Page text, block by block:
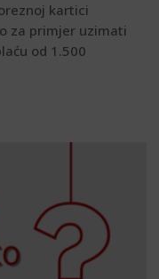
kartici
za primjer uzimati
od 1.500